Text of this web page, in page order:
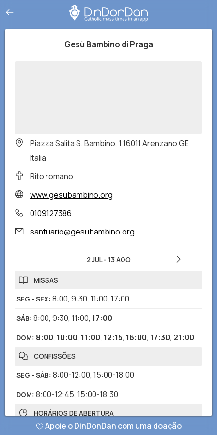
Gesù Bambino di Praga
Piazza Salita S. Bambino, 1 16011 Arenzano GE
Italia
Rito romano
www.gesubambino.org
0109127386
santuario@gesubambino.org
2 JUL- 13 AGO
MISSAS
SEG - SEX: 8:00, 9:30, 11:00, 17:00
SÁB: 8:00, 9:30, 11:00, 17:00
DOM: 8:00, 10:00, 11:00, 12:15, 16:00, 17:30, 21:00
CONFISSÕES
SEG - SÁB: 8:00-12:00, 15:00-18:00
DOM: 8:00-12:45, 15:00-18:30
HORÁRIOS DE ABERTURA
SEG - SÁB :7:15-12:00,14:30-18:45
Apoie o DinDonDan com uma doação